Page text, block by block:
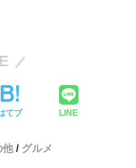
てブ LINE
他
グルメ